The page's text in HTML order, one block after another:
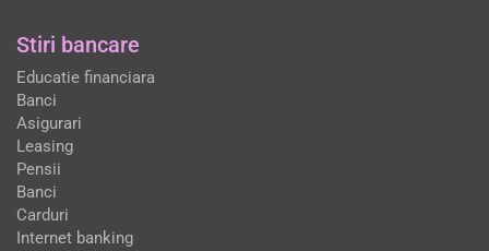
Stiri bancare
Educatie financiara
Banci
Asigurari
Leasing
Pensii
Banci
Carduri
Internet banking